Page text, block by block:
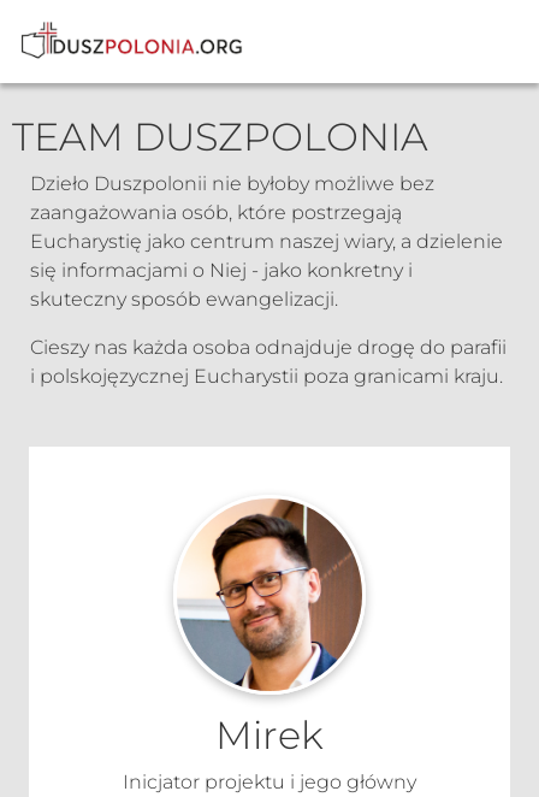
TEAM DUSZPOLONIA
Dzieło Duszpolonii nie byłoby możliwe bez
zaangażowania osób, które postrzegają
Eucharystię jako centrum naszej wiary, a dzielenie
się informacjami o Niej - jako konkretny i
skuteczny sposób ewangelizacji.
Cieszy nas każda osoba odnajduje drogę do parafii
i polskojęzycznej Eucharystii poza granicami kraju.
Mirek
Inicjator projektu i jego główny